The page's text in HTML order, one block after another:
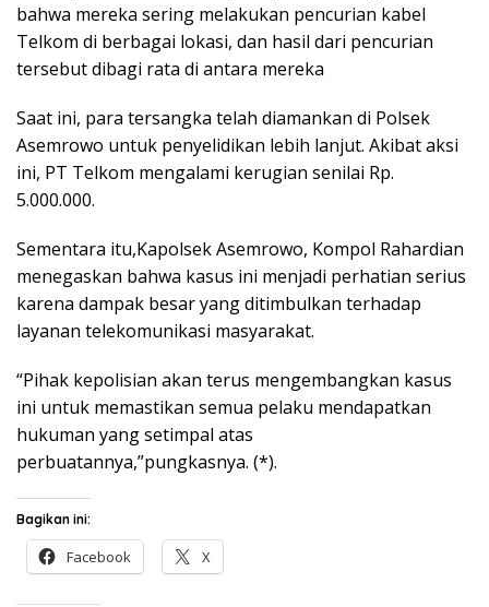
bahwa mereka sering melakukan pencurian kabel
Telkom di berbagai lokasi, dan hasil dari pencurian
tersebut dibagi rata di antara mereka
Saat ini, para tersangka telah diamankan di Polsek
Asemrowo untuk penyelidikan lebih lanjut. Akibat aksi
ini, PT Telkom mengalami kerugian senilai Rp.
5.000.000.
Sementara itu,Kapolsek Asemrowo, Kompol Rahardian
menegaskan bahwa kasus ini menjadi perhatian serius
karena dampak besar yang ditimbulkan terhadap
layanan telekomunikasi masyarakat.
“Pihak kepolisian akan terus mengembangkan kasus
ini untuk memastikan semua pelaku mendapatkan
hukuman yang setimpal atas
perbuatannya,”pungkasnya. (*).
Bagikan ini:
Facebook X